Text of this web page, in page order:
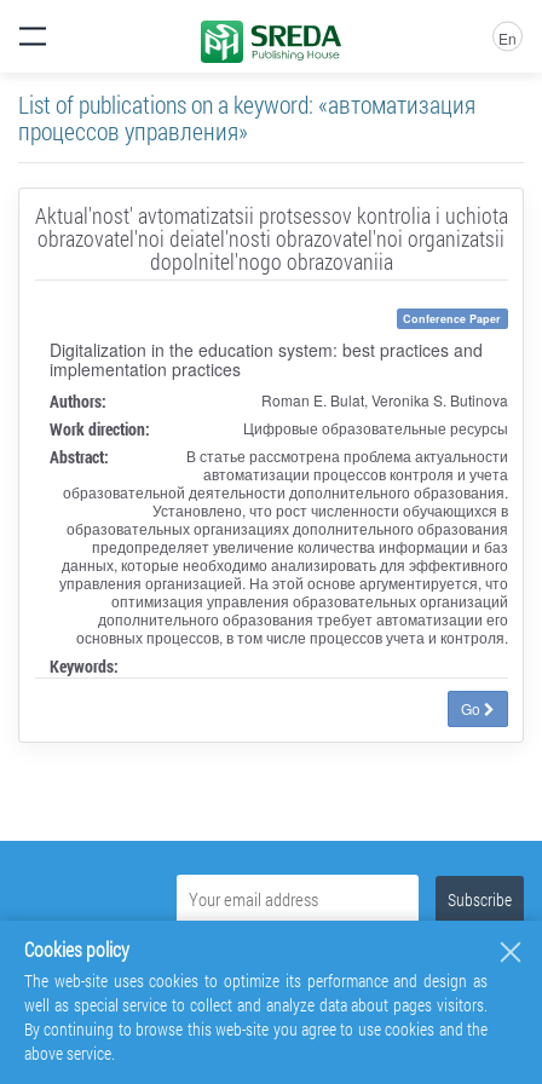
En
List of publications on a keyword: «автоматизация
процессов управления»
Aktual'nost' avtomatizatsii protsessov kontrolia i uchiota
obrazovatel'noi deiatel'nosti obrazovatel'noi organizatsii
dopolnitel'nogo obrazovaniia
Conference Paper
Digitalization in the education system: best practices and
implementation practices
Authors: Roman E. Bulat, Veronika S. Butinova
Work direction: Цифровые образовательные ресурсы
Abstract:
В статье рассмотрена проблема актуальности
автоматизации процессов контроля и учета
образовательной деятельности дополнительного образования.
Установлено, что рост численности обучающихся в
образовательных организациях дополнительного образования
предопределяет увеличение количества информации и баз
данных, которые необходимо анализировать для эффективного
управления организацией. На этой основе аргументируется, что
оптимизация управления образовательных организаций
дополнительного образования требует автоматизации его
основных процессов, в том числе процессов учета и контроля.
Keywords:
Go
Cookies policy
The web-site uses cookies to optimize its performance and design as
well as special service to collect and analyze data about pages visitors.
By continuing to browse this web-site you agree to use cookies and the
above service.